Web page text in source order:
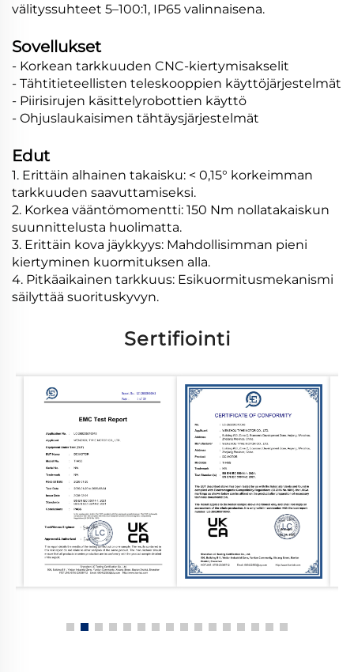
välityssuhteet 5–100:1, IP65 valinnaisena.
Sovellukset
- Korkean tarkkuuden CNC-kiertymisakselit
- Tähtitieteellisten teleskooppien käyttöjärjestelmät
- Piirisirujen käsittelyrobottien käyttö
- Ohjuslaukaisimen tähtäysjärjestelmät
Edut
1. Erittäin alhainen takaisku: < 0,15° korkeimman
tarkkuuden saavuttamiseksi.
2. Korkea vääntömomentti: 150 Nm nollatakaiskun
suunnittelusta huolimatta.
3. Erittäin kova jäykkyys: Mahdollisimman pieni
kiertyminen kuormituksen alla.
4. Pitkäaikainen tarkkuus: Esikuormitusmekanismi
säilyttää suorituskyvyn.
Sertifiointi